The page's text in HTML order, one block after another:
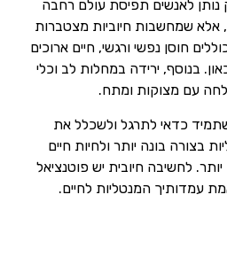
לאנשים תפיסת עולם רחבה
אלא שמחשבות חיוביות מצטברות
חוסן נפשי ורגשי, חיים ארוכים
בנוסף, ירידה במחלות לב וכלי
עם מצוקות ומתח.
כדאי לתרגל ולשכלל את
בצורה בונה יותר ולחיות חיים
יותר. לחשיבה חיובית יש פוטנציאל
עמדותיך המנטליות לחיים.